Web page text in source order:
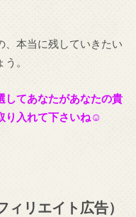
、本当に残していきたい
。
してあなたがあなたの貴
り入れて下さいね☺
リエイト広告）